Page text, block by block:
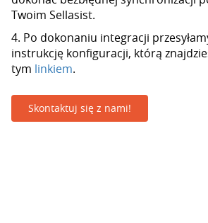
Twoim Sellasist.
4. Po dokonaniu integracji
instrukcję konfiguracji, którą
tym linkiem.
Skontaktuj się z nami!